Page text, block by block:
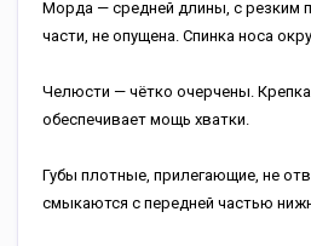
Морда — средней длины, с резким
части, не опущена. Спинка носа
Челюсти — чётко очерчены.
обеспечивает мощь хватки.
Губы плотные, прилегающие, не
смыкаются с передней частью